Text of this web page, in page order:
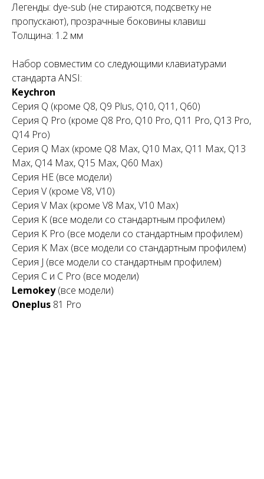
Легенды: dye-sub (не стираются, подсветку не
пропускают), прозрачные боковины клавиш
Толщина: 1.2 мм
Набор совместим со следующими клавиатурами
стандарта ANSI:
Keychron
Серия Q (кроме Q8, Q9 Plus, Q10, Q11, Q60)
Серия Q Pro (кроме Q8 Pro, Q10 Pro, Q11 Pro, Q13 Pro,
Q14 Pro)
Серия Q Max (кроме Q8 Max, Q10 Max, Q11 Max, Q13
Max, Q14 Max, Q15 Max, Q60 Max)
Серия HE (все модели)
Серия V (кроме V8, V10)
Серия V Max (кроме V8 Max, V10 Max)
Серия K (все модели со стандартным профилем)
Серия K Pro (все модели со стандартным профилем)
Серия K Max (все модели со стандартным профилем)
Серия J (все модели со стандартным профилем)
Серия С и C Pro (все модели)
Lemokey(все модели)
Oneplus 81 Pro